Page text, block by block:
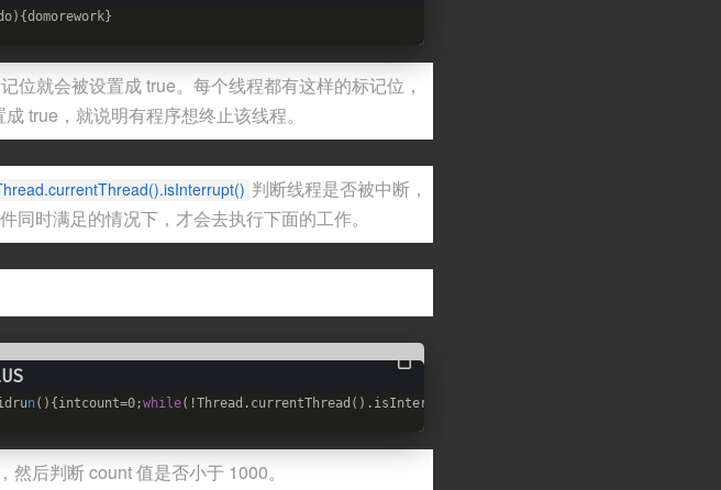
位就会被设置成 true。每个线程都有这样的标记位，
true，就说明有程序想终止该线程。
判断线程是否被中断，
时满足的情况下，才会去执行下面的工作。
n(){intcount=0;while(!Thread.currentThread().isInterrupted()
后判断 count 值是否小于 1000。